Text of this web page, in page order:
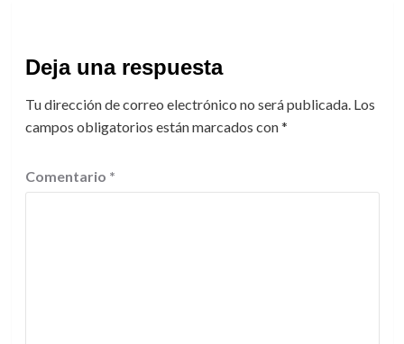
Deja una respuesta
Tu dirección de correo electrónico no será publicada. Los
campos obligatorios están marcados con*
Comentario *